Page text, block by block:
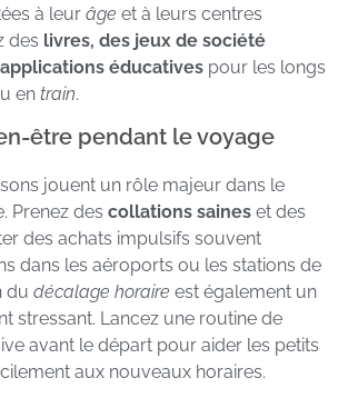
à leur âge et à leurs centres
des livres, des jeux de société
éducatives pour les longs
en train.
être pendant le voyage
jouent un rôle majeur dans le
Prenez des collations saines et des
des achats impulsifs souvent
dans les aéroports ou les stations de
du décalage horaire est également un
stressant. Lancez une routine de
avant le départ pour aider les petits
aux nouveaux horaires.